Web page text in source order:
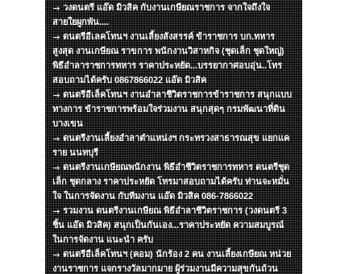
วงดนตรี แอ๊ด มิวสิค กับงานเกษียณราชการ จากใจถึงใจ
สายใยผูกพัน....
ดนตรีอีเลคโทนฯ งานเลี้ยงสังสรรค์ ข้าราชการ บก.ทหาร
สูงสุด งานเกษียณ ราขการ พนักงานวิสาหกิจ (ชุดเล็ก ชุดใหญ่)
พิธีอำลาราชการทหาร ราคาประหยัด...บรรยากาศอบอุ่น..โทร
สอบถามได้ครับ 0867866022 แอ๊ด มิวสิค
ดนตรีอีเล็คโทนฯ งานอำลาชีวิตราชการข้าราชการ สนุกแบบ
ทางการ ข้าราชการพร้อมใจร่วมงาน สนุกสุดๆ กรมพัฒนาที่ดิน
บางเขน
ดนตรีงานเลี้ยงอำลาตำแหน่งฯ กระทรวงสาธารณสุข แยกแค
ราย นนทบุรี
ดนตรีงานเกษียณพนักงาน พิธีอำชีวิตราชการทหาร ดนตรีชุด
เล็ก ชุดกลาง ราคาประหยัด โทรมาสอบถามได้ครับ ท่านจะหมั่น
ใจ ในการจัดงาน กับทีมงาน แอ๊ด มิวสิค 086-7866022
รวมงาน ดนตรีงานเกษียณ พิธีอำลาชีวิตราชการ (วงดนตรี 3
ชิ้น แอ๊ด มิวสิค) สนุกเป็นกันเอง...ราคาประหยัด ความสมบูรณ์
ในการจัดงาน แนะนำ ครับ
ดนตรีอีเล็คโทนฯ (คอม) นักร้อง 2 คน งานเลี้ยงเกษียณ หน่วย
งานราชการ แจกรางวัลมากมาย ผู้ร่วมงานมีความสุขกันถ้วน